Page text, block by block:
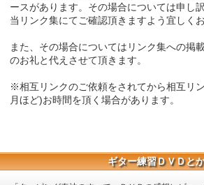
ースがあります。その場合については申し
当リンク集にてご確認頂きますよう宜しく
また、その場合についてはリンク集への掲
のお礼と代えさせて頂きます。
※相互リンクのご依頼をされてから相互リ
月ほど)お時間を頂く場合があります。
ギター練習ＤＶＤと